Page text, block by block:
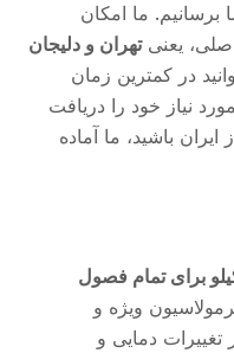
ما امکان
یعنیتهران و دلیجان
در کمترین زمان
نیاز خود را دریافت
باشید، ما آماده
نمایان گستر دلیجان ۴۲ کیلو برای تمام فصول
ویژه و
تغییرات دمایی و